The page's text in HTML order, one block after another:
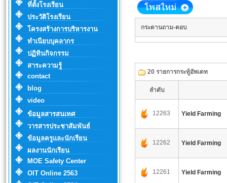
ที่ตั้งโรงเรียน
ประวัติโรงเรียน
โครงสร้างการบริหารงาน
ทำเนียบบุคลากร
ปฏิทินกิจกรรม
สาระความรู้
contact
blog
video
ข้อมูลสารสนเทศ
วารสารประชาสัมพันธ์
ข้อมูลครูและนักเรียน
ผลงานนักเรียน
MOE Safety Center
OIT Online 2563
กระดานถาม-ตอบ
20 รายการกระทู้อัพเดท
ลำดับ
12263 Yield Farming
12262 Yield Farming
12261 Yield Farming